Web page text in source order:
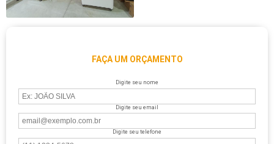
FAÇA UM ORÇAMENTO
Digite seu nome
Digite seu email
Digite seu telefone